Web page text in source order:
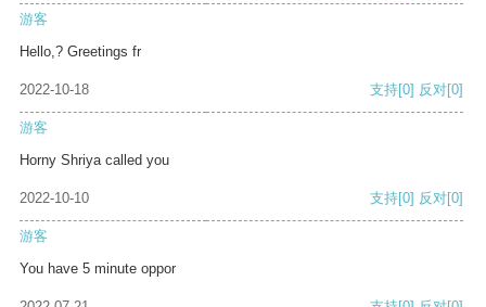
游客
Hello,? Greetings fr
2022-10-18 支持[0] 反对[0]
游客
Horny Shriya called you
2022-10-10 支持[0] 反对[0]
游客
You have 5 minute oppor